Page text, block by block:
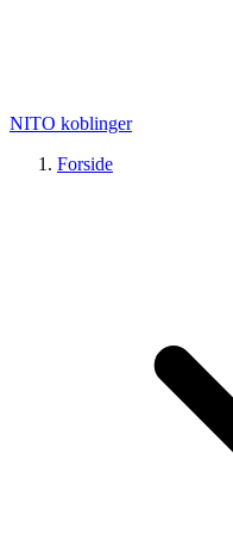
NITO koblinger
Forside